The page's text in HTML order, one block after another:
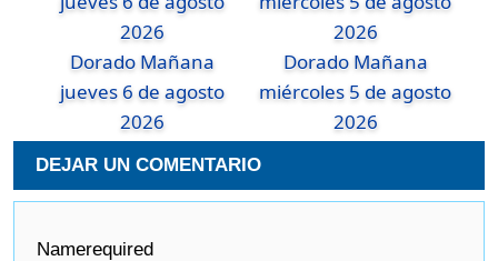
Dorado Mañana
jueves 6 de agosto
2026
Dorado Mañana
miércoles 5 de agosto
2026
DEJAR UN COMENTARIO
Namerequired